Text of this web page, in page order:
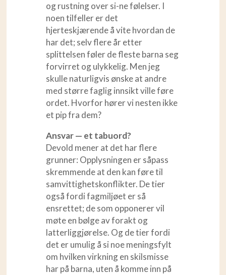
og rustning over si-ne følelser. I
noen tilfeller er det
hjerteskjærende å vite hvordan de
har det; selv flere år etter
splittelsen føler de fleste barna seg
forvirret og ulykkelig. Men jeg
skulle naturligvis ønske at andre
med større faglig innsikt ville føre
ordet. Hvorfor hører vi nesten ikke
et pip fra dem?
Ansvar — et tabuord?
Devold mener at det har flere
grunner: Opplysningen er såpass
skremmende at den kan føre til
samvittighetskonflikter. De tier
også fordi fagmiljøet er så
ensrettet; de som opponerer vil
møte en bølge av forakt og
latterliggjørelse. Og de tier fordi
det er umulig å si noe meningsfylt
om hvilken virkning en skilsmisse
har på barna, uten å komme inn på